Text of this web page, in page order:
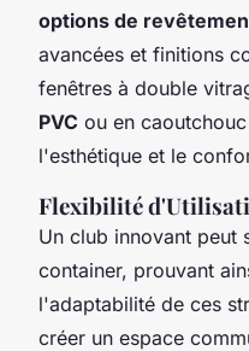
options de
avancées et finitions
fenêtres à double
PVC ou en
l'esthétique et le
Flexibilité
Un club innovant peut
container, prouvant
l'adaptabilité de ces
créer un espace